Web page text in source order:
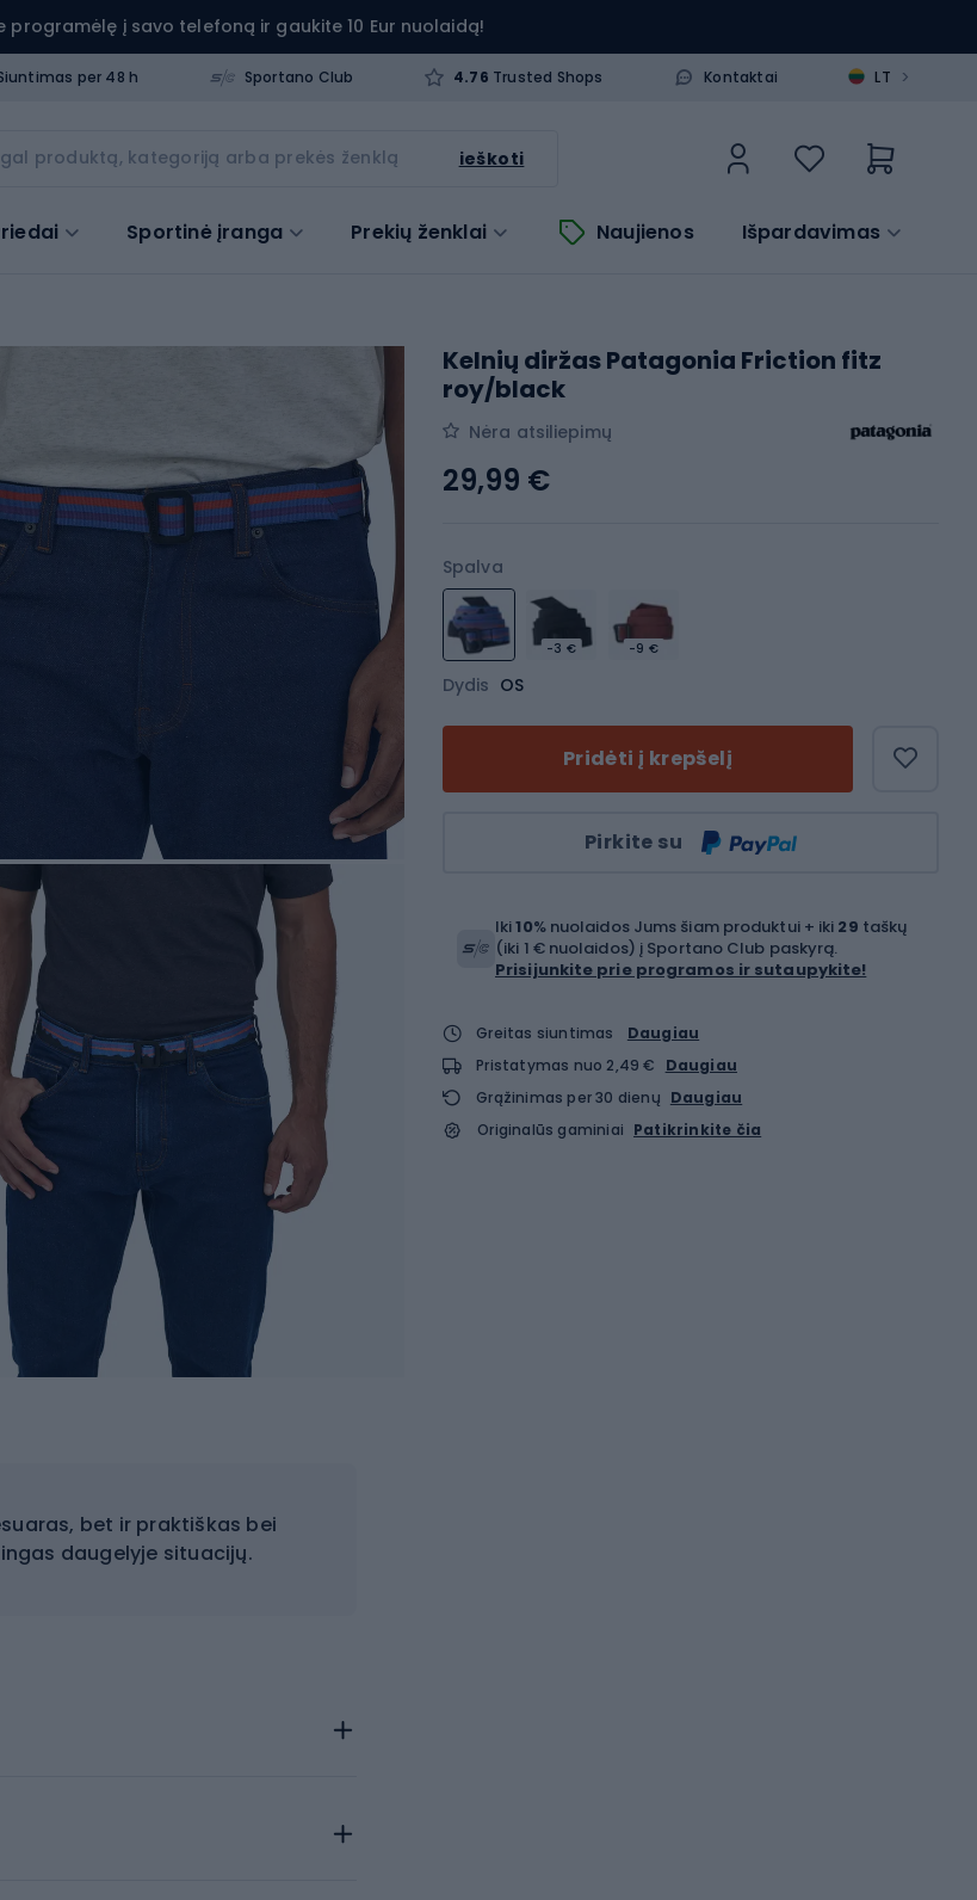
programėlę į savo telefoną ir gaukite 10 Eur nuolaidą!
per 48 h Sportano Club 4.76 Trusted Shops Kontaktai LT >
ieškoti
Sportinė įranga Prekių ženklai Naujienos Išpardavimas
bet ir praktiškas bei
daugelyje situacijų.
Kelnių diržas Patagonia Friction fitz
roy/black
Nėra atsiliepimų
Spalva
-3 € -9 €
Dydis OS
Pridėti į krepšelį
Pirkite su
29,99 €
Iki10% nuolaidos Jums šiam produktui + iki 29 taškų
(iki 1 € nuolaidos) į Sportano Club paskyrą.
Prisijunkite prie programos ir sutaupykite!
Greitas siuntimas
Daugiau
Pristatymas nuo 2,49 €
Daugiau
Grąžinimas per 30 dienų Daugiau
Originalūs gaminiai Patikrinkite čia